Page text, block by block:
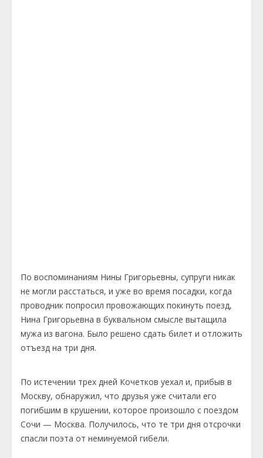
По воспоминаниям Нины Григорьевны, супруги никак
не могли расстаться, и уже во время посадки, когда
проводник попросил провожающих покинуть поезд,
Нина Григорьевна в буквальном смысле вытащила
мужа из вагона. Было решено сдать билет и отложить
отъезд на три дня.
По истечении трех дней Кочетков уехал и, прибыв в
Москву, обнаружил, что друзья уже считали его
погибшим в крушении, которое произошло с поездом
Сочи — Москва. Получилось, что те три дня отсрочки
спасли поэта от неминуемой гибели.